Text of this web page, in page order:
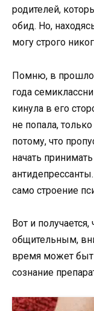
родителей,
обид. Но,
могу строго
Помню, в
года
кинула в его
не попала,
потому, что
начать
само строение
Вот и
общительным,
время может
сознание